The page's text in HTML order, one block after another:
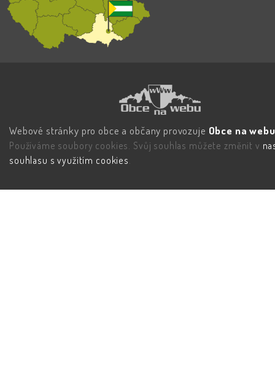
Webové stránky pro obce a občany provozuje Obce na
Používáme soubory cookies. Svůj souhlas můžete změnit v
souhlasu s využitím cookies